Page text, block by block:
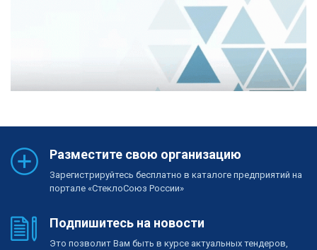
Разместите свою организацию
Зарегистрируйтесь бесплатно в каталоге предприятий на
портале «СтеклоСоюз России»
Подпишитесь на новости
Это позволит Вам быть в курсе актуальных тендеров,